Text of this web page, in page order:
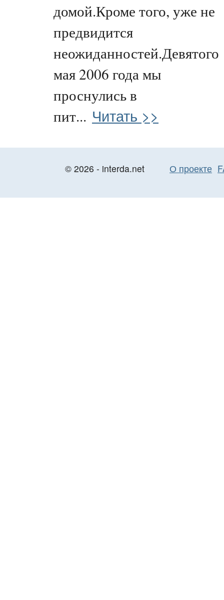
домой.Кроме того, уже не
предвидится
неожиданностей.Девятого
мая 2006 года мы
проснулись в
пит... Читать >>
© 2026 - interda.net О проекте